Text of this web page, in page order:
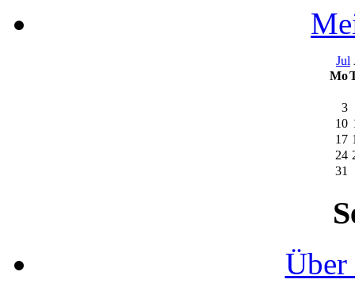
Jul
Mo
3
10
17
24
31